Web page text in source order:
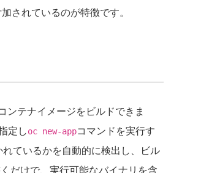
されているのが特徴です。
ンテナイメージをビルドできま
定しoc new-appコマンドを実行す
ているかを自動的に検出し、ビル
だけで、実行可能なバイナリを含